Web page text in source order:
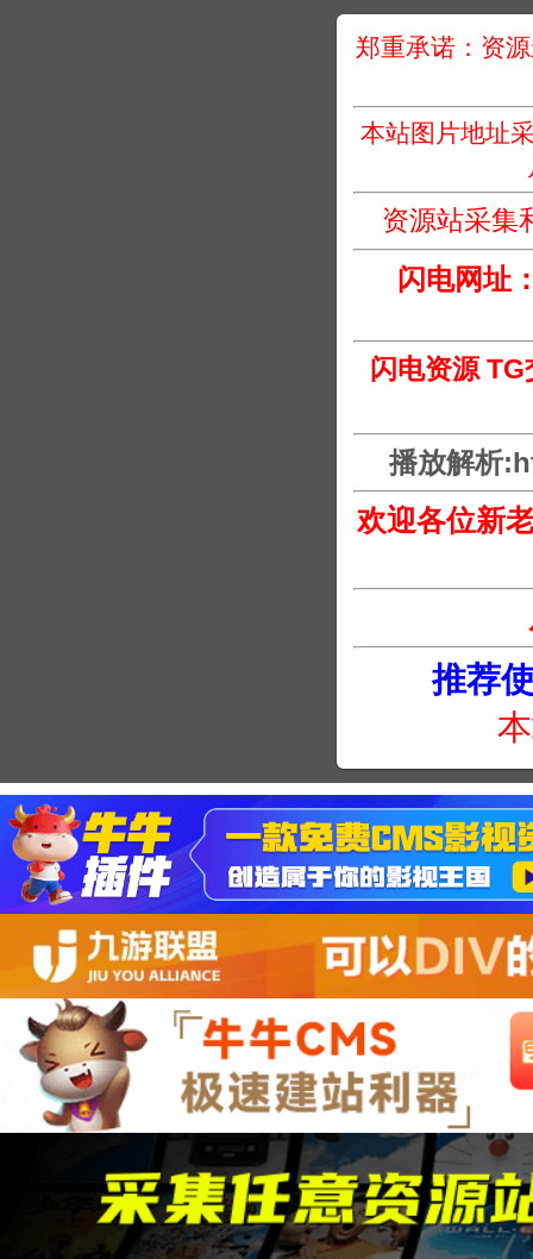
郑重承诺：资
本站图片地址
资源站采集
闪电网址
闪电资源 TG
播放解析
欢迎各位新
推荐